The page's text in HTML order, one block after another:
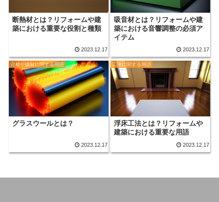
断熱材とは？リフォームや建
築における重要な役割と種類
2023.12.17
吸音材とは？リフォームや建
築における音響調整の必須ア
イテム
2023.12.17
資材や建材に関する用語
グラスウールとは？
2023.12.17
工法に関する用語
浮床工法とは？リフォームや
建築における重要な用語
2023.12.17